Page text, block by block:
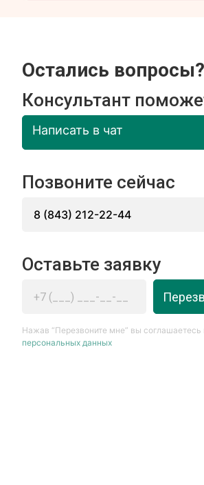
Остались вопросы?
Консультант
Написать в чат
Позвоните сейчас
8 (843) 212-22-44
Оставьте заявку
Нажав “Перезвоните мне” вы
персональных данных